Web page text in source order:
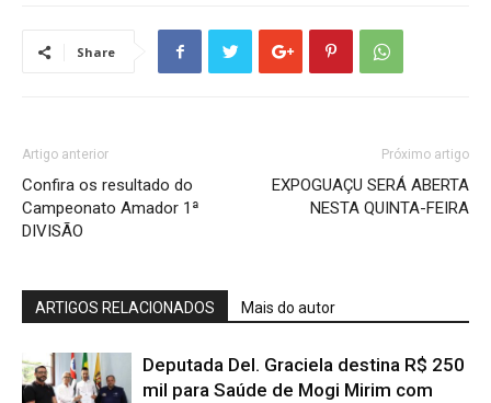
Share
Artigo anterior
Confira os resultado do
Campeonato Amador 1ª
DIVISÃO
Próximo artigo
EXPOGUAÇU SERÁ ABERTA
NESTA QUINTA-FEIRA
ARTIGOS RELACIONADOS Mais do autor
Deputada Del. Graciela destina R$ 250
mil para Saúde de Mogi Mirim com